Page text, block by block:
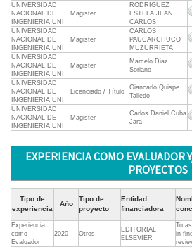
UNIVERSIDAD
NACIONAL DE
INGENIERIA UNI
Magister
RODRIGUEZ
ESTELA JEAN
CARLOS
UNIVERSIDAD
NACIONAL DE
INGENIERIA UNI
Magister
CARLOS
PAUCARCHUCO
MUZURRIETA
UNIVERSIDAD
NACIONAL DE
INGENIERIA UNI
Magister
Marcelo Diaz
Soriano
UNIVERSIDAD
NACIONAL DE
INGENIERIA UNI
Licenciado / Título
Giancarlo Quispe
Talledo
UNIVERSIDAD
NACIONAL DE
INGENIERIA UNI
Magister
Carlos Daniel Cuba
Jara
EXPERIENCIA COMO EVALUADOR
PROYECTOS
Tipo de
experiencia
Ańo
Tipo de
proyecto
Entidad
financiadora
Experiencia
como
Evaluador
2020 Otros
EDITORIAL
ELSEVIER
To
in